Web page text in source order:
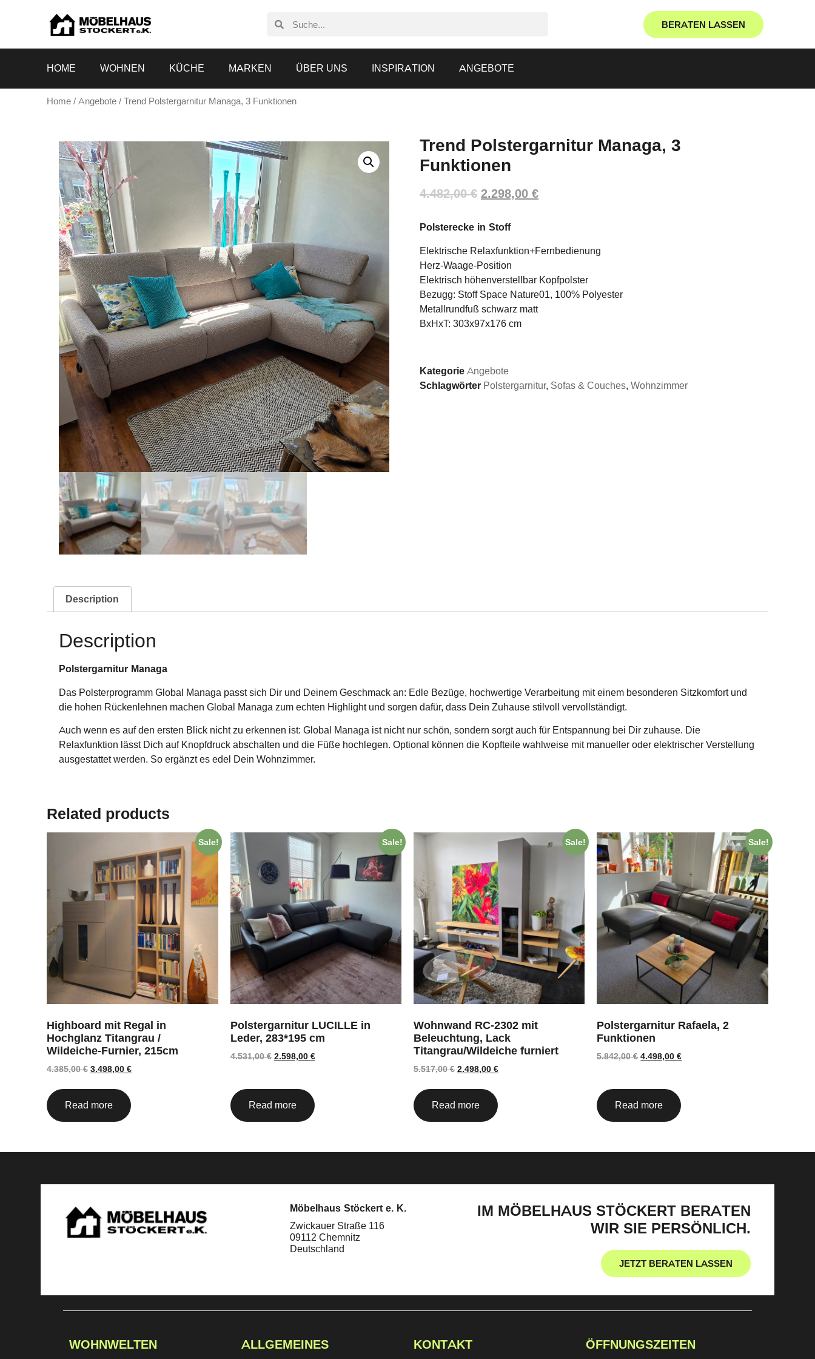
BERATEN LASSEN
HOME WOHNEN KÜCHE MARKEN ÜBER UNS INSPIRATION ANGEBOTE
Home /Angebote / Trend Polstergarnitur Managa, 3 Funktionen
Trend Polstergarnitur Managa, 3
Funktionen
4.482,00€ 2.298,00 €
Polsterecke in Stoff
Elektrische Relaxfunktion+Fernbedienung
Herz-Waage-Position
Elektrisch höhenverstellbar Kopfpolster
Bezugg: Stoff Space Nature01, 100% Polyester
Metallrundfuß schwarz matt
BxHxT: 303x97x176 cm
Kategorie Angebote
Schlagwörter Polstergarnitur, Sofas & Couches, Wohnzimmer
Description
Description
Polstergarnitur Managa
Das Polsterprogramm Global Managa passt sich Dir und Deinem Geschmack an: Edle Bezüge, hochwertige Verarbeitung mit einem besonderen Sitzkomfort und
die hohen Rückenlehnen machen Global Managa zum echten Highlight und sorgen dafür, dass Dein Zuhause stilvoll vervollständigt.
Auch wenn es auf den ersten Blick nicht zu erkennen ist: Global Managa ist nicht nur schön, sondern sorgt auch für Entspannung bei Dir zuhause. Die
Relaxfunktion lässt Dich auf Knopfdruck abschalten und die Füße hochlegen. Optional können die Kopfteile wahlweise mit manueller oder elektrischer Verstellung
ausgestattet werden. So ergänzt es edel Dein Wohnzimmer.
Related products
Sale!
Highboard mit Regal in
Hochglanz Titangrau /
Wildeiche-Furnier, 215cm
4.385,00€ 3.498,00€
Read more
Sale!
Polstergarnitur LUCILLE in
Leder, 283*195 cm
4.531,00€ 2.598,00 €
Read more
Sale!
Wohnwand RC-2302 mit
Beleuchtung, Lack
Titangrau/Wildeiche furniert
5.517,00€ 2.498,00 €
Read more
Sale!
Polstergarnitur Rafaela, 2
Funktionen
5.842,00€ 4.498,00€
Read more
Möbelhaus Stöckert e. K.
Zwickauer Straße 116
09112 Chemnitz
Deutschland
IM MÖBELHAUS STÖCKERT BERATEN
WIR SIE PERSÖNLICH.
JETZT BERATEN LASSEN
WOHNWELTEN ALLGEMEINES KONTAKT ÖFFNUNGSZEITEN